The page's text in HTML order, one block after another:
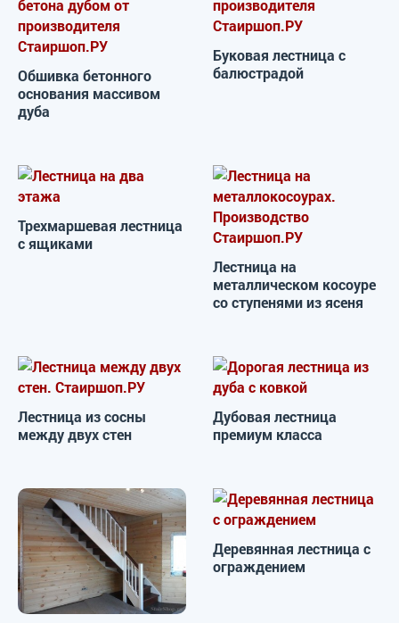
Обшивка бетонного
основания массивом
дуба
Буковая лестница с
балюстрадой
Трехмаршевая лестница
с ящиками
Лестница на
металлическом косоуре
со ступенями из ясеня
Лестница из сосны
между двух стен
Дубовая лестница
премиум класса
Деревянная лестница с
ограждением